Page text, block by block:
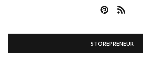
STOREPRENEUR